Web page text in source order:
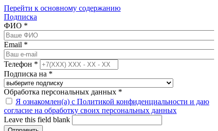
Перейти к основному содержанию
Подписка
ФИО *
Email *
Телефон *
Подписка на *
Обработка персональных данных *
Я ознакомлен(а) с Политикой конфиденциальности и даю
согласие на обработку своих персональных данных
Leave this field blank